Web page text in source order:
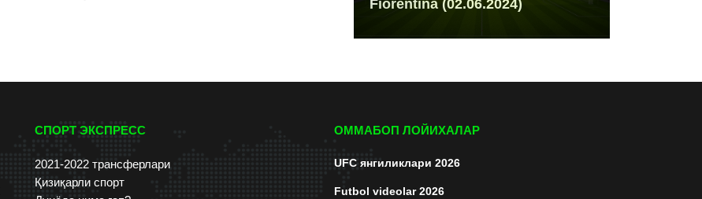
Fiorentina (02.06.2024)
СПОРТ ЭКСПРЕСС
2021-2022 трансферлари
Қизиқарли спорт
ОММАБОП ЛОЙИХАЛАР
UFC янгиликлари 2026
Futbol videolar 2026